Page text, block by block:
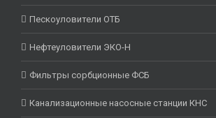
Пескоуловители ОТБ
Нефтеуловители ЭКО-Н
Фильтры сорбционные ФСБ
Канализационные насосные станции КНС